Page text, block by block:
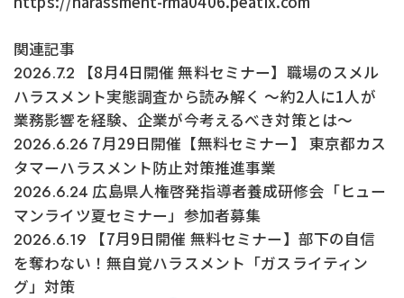
関連記事
2026.7.2 【8月4日開催 無料セミナー】職場のスメル
ハラスメント実態調査から読み解く ～約2人に1人が
業務影響を経験、企業が今考えるべき対策とは～
2026.6.26 7月29日開催【無料セミナー】 東京都カス
タマーハラスメント防止対策推進事業
2026.6.24 広島県人権啓発指導者養成研修会「ヒュー
マンライツ夏セミナー」参加者募集
2026.6.19 【7月9日開催 無料セミナー】部下の自信
を奪わない！無自覚ハラスメント「ガスライティン
グ」対策